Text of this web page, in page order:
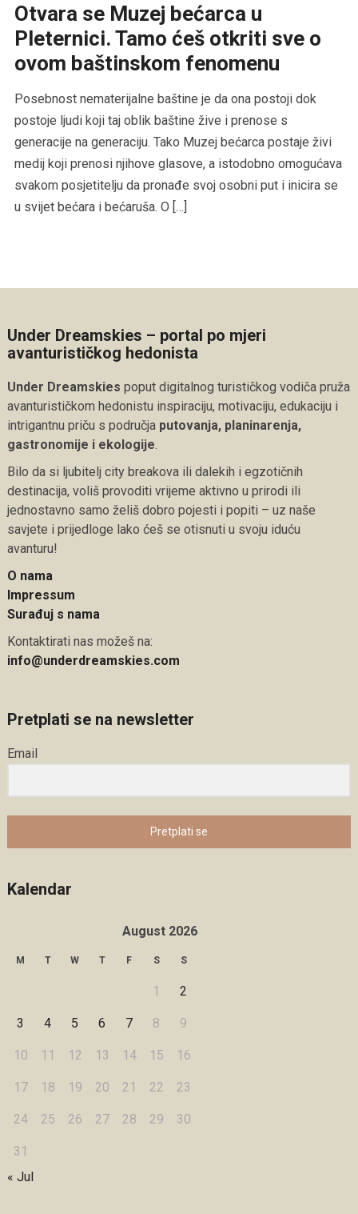
Otvara se Muzej bećarca u
Pleternici. Tamo ćeš otkriti sve o
ovom baštinskom fenomenu
Posebnost nematerijalne baštine je da ona postoji dok
postoje ljudi koji taj oblik baštine žive i prenose s
generacije na generaciju. Tako Muzej bećarca postaje živi
medij koji prenosi njihove glasove, a istodobno omogućava
svakom posjetitelju da pronađe svoj osobni put i inicira se
u svijet bećara i bećaruša. O […]
Under Dreamskies – portal po mjeri
avanturističkog hedonista
Under Dreamskies poput digitalnog turističkog vodiča pruža
avanturističkom hedonistu inspiraciju, motivaciju, edukaciju i
intrigantnu priču s područja putovanja, planinarenja,
gastronomije i ekologije.
Bilo da si ljubitelj city breakova ili dalekih i egzotičnih
destinacija, voliš provoditi vrijeme aktivno u prirodi ili
jednostavno samo želiš dobro pojesti i popiti – uz naše
savjete i prijedloge lako ćeš se otisnuti u svoju iduću
avanturu!
O nama
Impressum
Surađuj s nama
Kontaktirati nas možeš na:
info@underdreamskies.com
Pretplati se na newsletter
Email
Pretplati se
Kalendar
August 2026
M T W T F S S
1 2
3 4 5 6 7 8 9
10 11 12 13 14 15 16
17 18 19 20 21 22 23
24 25 26 27 28 29 30
31
« Jul